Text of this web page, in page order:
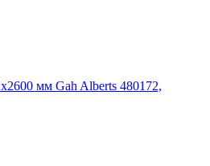
мм Gah Alberts 480172,